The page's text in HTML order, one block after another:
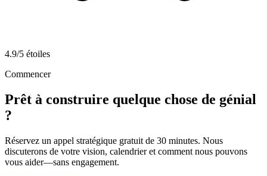
4.9/5 étoiles
Commencer
Prêt à construire quelque chose de génial
?
Réservez un appel stratégique gratuit de 30 minutes. Nous
discuterons de votre vision, calendrier et comment nous pouvons
vous aider—sans engagement.